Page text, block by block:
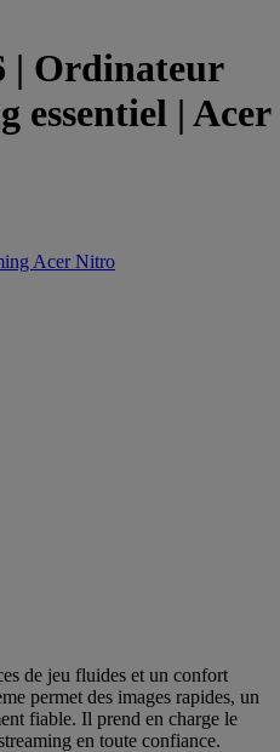
| Ordinateur
essentiel | Acer
Acer Nitro
de jeu fluides et un confort
permet des images rapides, un
fiable. Il prend en charge le
en toute confiance.